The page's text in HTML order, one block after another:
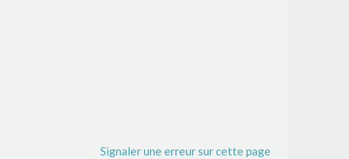
Signaler une erreur sur cette page